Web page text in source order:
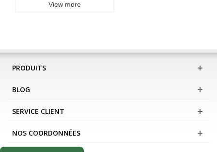
View more
PRODUITS
BLOG
SERVICE CLIENT
NOS COORDONNÉES